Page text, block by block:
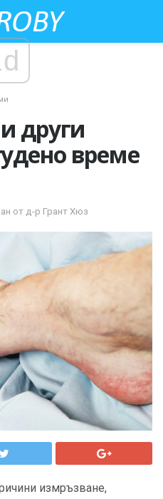
други
време
от д-р Грант Хюз
измръзване,